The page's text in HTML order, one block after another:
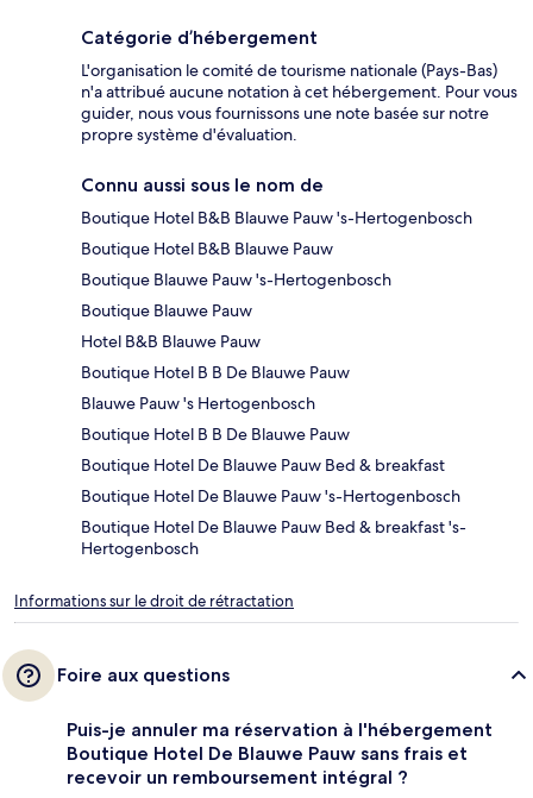
Catégorie d’hébergement
L'organisation le comité de tourisme nationale (Pays-Bas)
n'a attribué aucune notation à cet hébergement. Pour vous
guider, nous vous fournissons une note basée sur notre
propre système d'évaluation.
Connu aussi sous le nom de
Boutique Hotel B&B Blauwe Pauw 's-Hertogenbosch
Boutique Hotel B&B Blauwe Pauw
Boutique Blauwe Pauw 's-Hertogenbosch
Boutique Blauwe Pauw
Hotel B&B Blauwe Pauw
Boutique Hotel B B De Blauwe Pauw
Blauwe Pauw 's Hertogenbosch
Boutique Hotel B B De Blauwe Pauw
Boutique Hotel De Blauwe Pauw Bed & breakfast
Boutique Hotel De Blauwe Pauw 's-Hertogenbosch
Boutique Hotel De Blauwe Pauw Bed & breakfast 's-
Hertogenbosch
Informations sur le droit de rétractation
Foire aux questions
Puis-je annuler ma réservation à l'hébergement
Boutique Hotel De Blauwe Pauw sans frais et
recevoir un remboursement intégral ?